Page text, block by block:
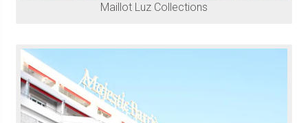
Maillot Luz Collections